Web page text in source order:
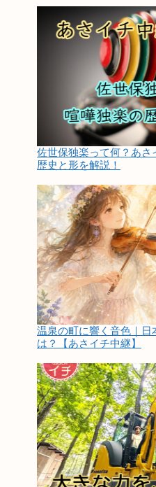
佐世保独楽って何？あ
歴史と形を解説！
温泉の町に響く音色｜日
は？【あさイチ中継】